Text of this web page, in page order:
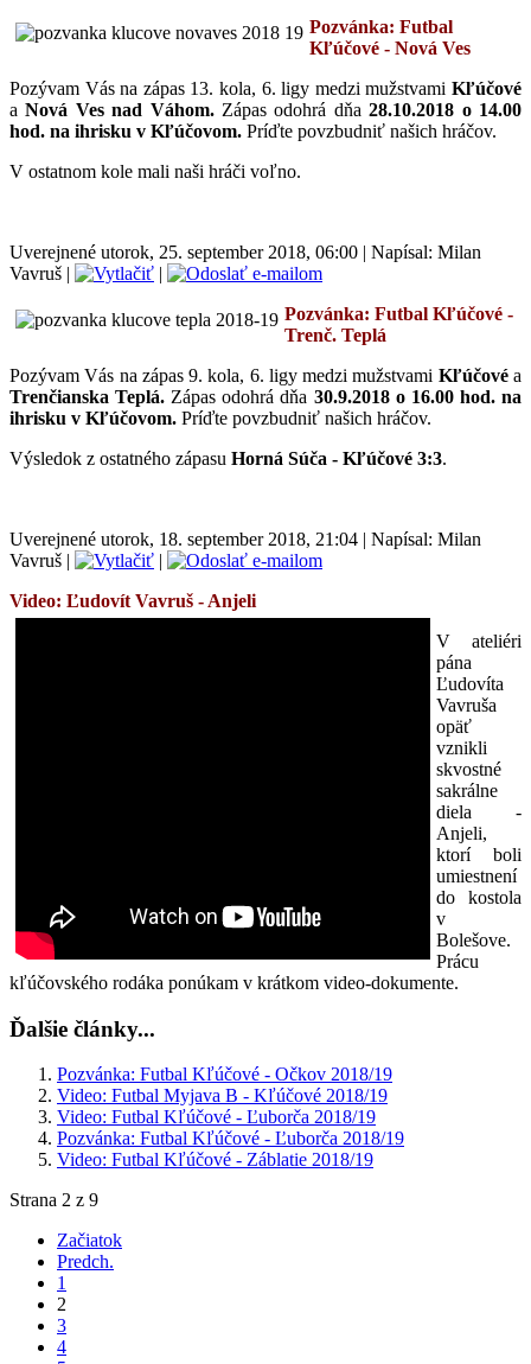
Pozvánka: Futbal
Kľúčové - Nová Ves
Pozývam Vás na zápas 13. kola, 6. ligy medzi mužstvami Kľúčové
aNová Ves nad Váhom. Zápas odohrá dňa28.10.2018 o 14.00
hod. na ihrisku v Kľúčovom. Príďte povzbudniť našich hráčov.
V ostatnom kole mali naši hráči voľno.
Uverejnené utorok, 25. september 2018, 06:00 | Napísal: Milan
Vavruš |
|
Pozvánka: Futbal Kľúčové -
Trenč. Teplá
Pozývam Vás na zápas 9. kola, 6. ligy medzi mužstvami Kľúčovéa
Trenčianska Teplá. Zápas odohrá dňa 30.9.2018 o 16.00 hod. na
ihrisku v Kľúčovom. Príďte povzbudniť našich hráčov.
Výsledok z ostatného zápasu Horná Súča - Kľúčové 3:3.
Uverejnené utorok, 18. september 2018, 21:04 | Napísal: Milan
Vavruš |
|
Video: Ľudovít Vavruš - Anjeli
V ateliéri
pána
Ľudovíta
Vavruša
opäť
vznikli
skvostné
sakrálne
diela -
Anjeli,
ktorí boli
umiestnení
do kostola
v
Bolešove.
Prácu
kľúčovského rodáka ponúkam v krátkom video-dokumente.
Ďalšie články...
Pozvánka: Futbal Kľúčové - Očkov 2018/19
Video: Futbal Myjava B - Kľúčové 2018/19
Video: Futbal Kľúčové - Ľuborča 2018/19
Pozvánka: Futbal Kľúčové - Ľuborča 2018/19
Video: Futbal Kľúčové - Záblatie 2018/19
Strana 2 z 9
Začiatok
Predch.
1
2
3
4